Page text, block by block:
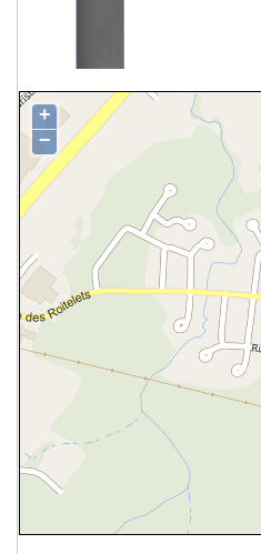
+
−